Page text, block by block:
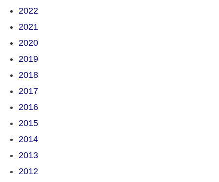
2022
2021
2020
2019
2018
2017
2016
2015
2014
2013
2012